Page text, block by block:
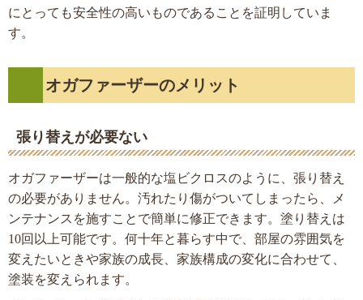
にとっても安全性の高いものであることを証明していま
す。
オガファーザーのメリット
張り替えが必要ない
オガファーザーは一般的な塩ビクロスのように、張り替え
の必要がありません。汚れたり傷がついてしまったら、メ
ンテナンスを施すことで簡単に修正できます。塗り替えは
10回以上可能です。何十年と暮らす中で、部屋の雰囲気を
変えたいときや家族の成長、家族構成の変化に合わせて、
塗装を変えられます。